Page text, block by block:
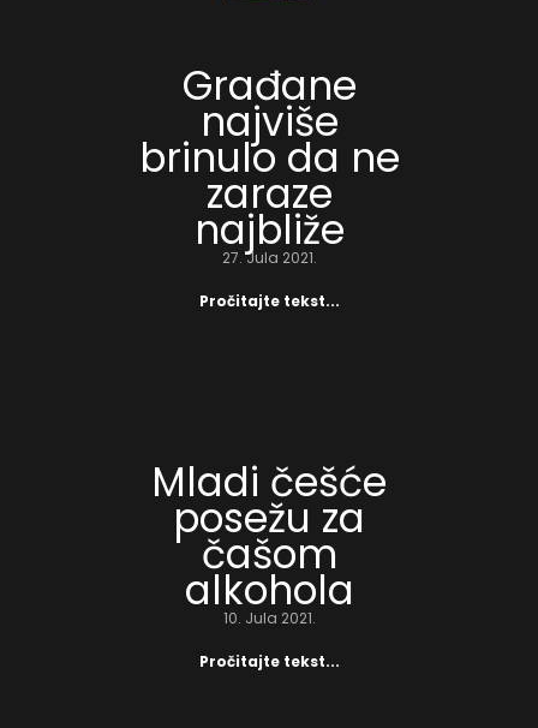
Građane
najviše
brinulo da ne
zaraze
najbliže
27. Jula 2021.
Pročitajte tekst...
Mladi češće
posežu za
čašom
alkohola
10. Jula 2021.
Pročitajte tekst...